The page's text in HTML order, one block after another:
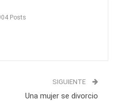
Posts
SIGUIENTE
Una mujer se divorcio